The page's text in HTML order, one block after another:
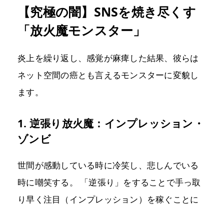
【究極の闇】SNSを焼き尽くす
「放火魔モンスター」
炎上を繰り返し、感覚が麻痺した結果、彼らは
ネット空間の癌とも言えるモンスターに変貌し
ます。
1. 逆張り放火魔：インプレッション・
ゾンビ
世間が感動している時に冷笑し、悲しんでいる
時に嘲笑する。 「逆張り」をすることで手っ取
り早く注目（インプレッション）を稼ぐことに